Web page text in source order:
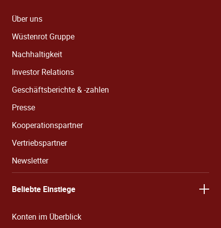
Über uns
Wüstenrot Gruppe
Nachhaltigkeit
Investor Relations
Geschäftsberichte & -zahlen
Presse
Kooperationspartner
Vertriebspartner
Newsletter
Beliebte Einstiege
Konten im Überblick